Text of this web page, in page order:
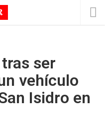
ser
vehículo
Isidro en